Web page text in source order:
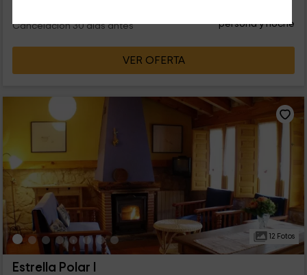
Cancelación 30 días antes
persona y noche
VER OFERTA
12 Fotos
Estrella Polar I